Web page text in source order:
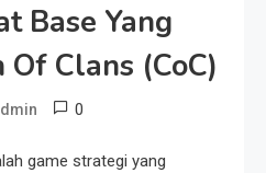
Base Yang
Clans (CoC)
0
game strategi yang